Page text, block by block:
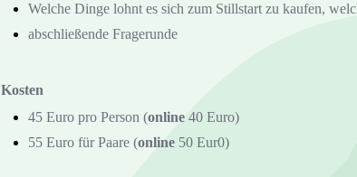
Welche Dinge lohnt es sich zum Stillstart zu kaufen,
abschließende Fragerunde
Kosten
45 Euro pro Person (online 40 Euro)
55 Euro für Paare (online 50 Eur0)